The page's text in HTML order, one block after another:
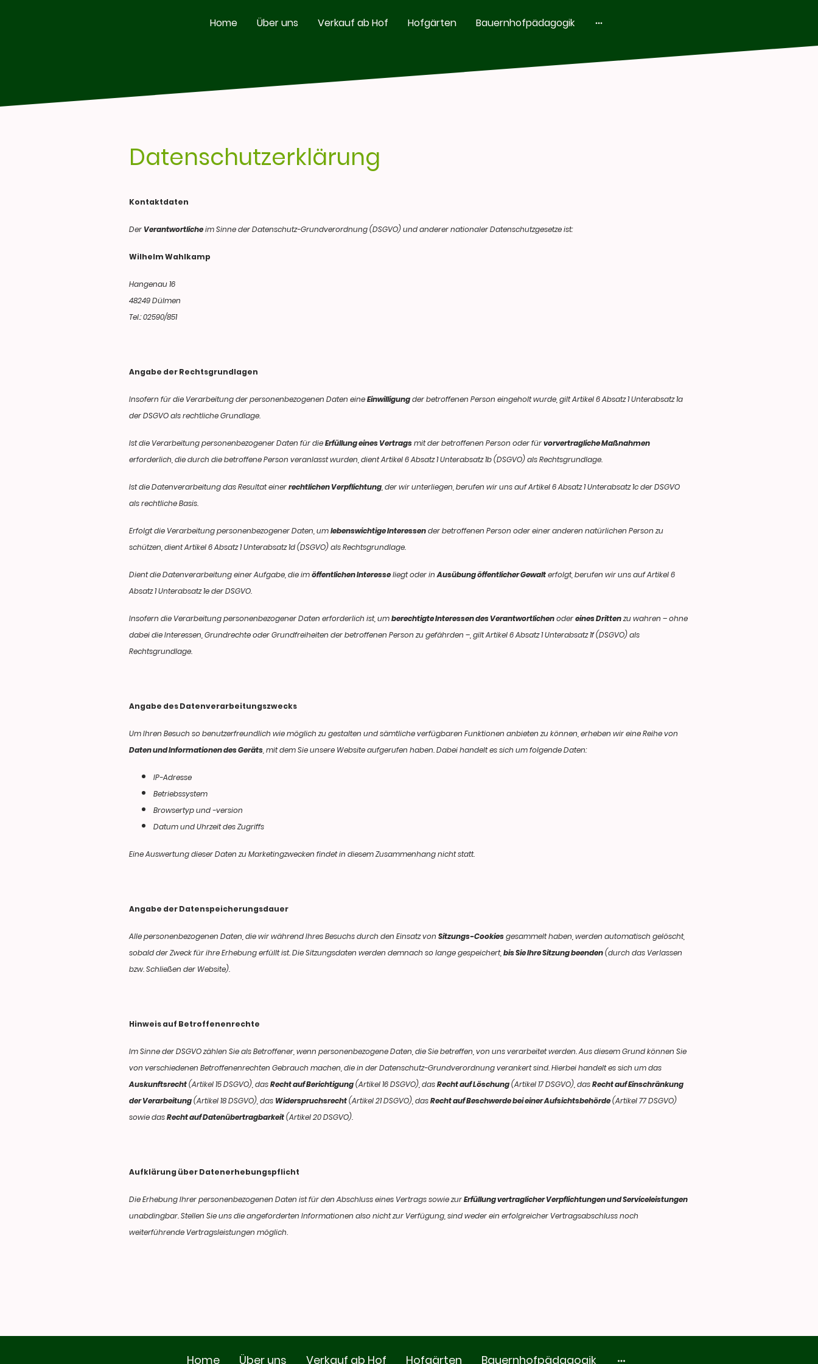
Home Über uns Verkauf ab Hof Hofgärten Bauernhofpädagogik
Datenschutzerklärung
Kontaktdaten
Der Verantwortlicheim Sinne der Datenschutz-Grundverordnung (DSGVO) und anderer nationaler Datenschutzgesetze ist:
Wilhelm Wahlkamp
Hangenau 16
48249 Dülmen
Tel.: 02590/851
Angabe der Rechtsgrundlagen
Insofern für die Verarbeitung der personenbezogenen Daten eineEinwilligungder betroffenen Person eingeholt wurde, gilt Artikel 6 Absatz 1 Unterabsatz 1a
der DSGVO als rechtliche Grundlage.
Ist die Verarbeitung personenbezogener Daten für dieErfüllung eines Vertragsmit der betroffenen Person oder fürvorvertragliche Maßnahmen
erforderlich, die durch die betroffene Person veranlasst wurden, dient Artikel 6 Absatz 1 Unterabsatz 1b (DSGVO) als Rechtsgrundlage.
Ist die Datenverarbeitung das Resultat einerrechtlichen Verpflichtung, der wir unterliegen, berufen wir uns auf Artikel 6 Absatz 1 Unterabsatz 1c der DSGVO
als rechtliche Basis.
Erfolgt die Verarbeitung personenbezogener Daten, umlebenswichtige Interessender betroffenen Person oder einer anderen natürlichen Person zu
schützen, dient Artikel 6 Absatz 1 Unterabsatz 1d (DSGVO) als Rechtsgrundlage.
Dient die Datenverarbeitung einer Aufgabe, die imöffentlichen Interesseliegt oder inAusübung öffentlicher Gewalterfolgt, berufen wir uns auf Artikel 6
Absatz 1 Unterabsatz 1e der DSGVO.
Insofern die Verarbeitung personenbezogener Daten erforderlich ist, umberechtigte Interessen des Verantwortlichenodereines Drittenzu wahren – ohne
dabei die Interessen, Grundrechte oder Grundfreiheiten der betroffenen Person zu gefährden –, gilt Artikel 6 Absatz 1 Unterabsatz 1f (DSGVO) als
Rechtsgrundlage.
Angabe des Datenverarbeitungszwecks
Um Ihren Besuch so benutzerfreundlich wie möglich zu gestalten und sämtliche verfügbaren Funktionen anbieten zu können, erheben wir eine Reihe von
Daten und Informationen des Geräts, mit dem Sie unsere Website aufgerufen haben. Dabei handelt es sich um folgende Daten:
IP-Adresse
Betriebssystem
Browsertyp und -version
Datum und Uhrzeit des Zugriffs
Eine Auswertung dieser Daten zu Marketingzwecken findet in diesem Zusammenhang nicht statt.
Angabe der Datenspeicherungsdauer
Alle personenbezogenen Daten, die wir während Ihres Besuchs durch den Einsatz von Sitzungs-Cookiesgesammelt haben, werden automatisch gelöscht,
sobald der Zweck für ihre Erhebung erfüllt ist. Die Sitzungsdaten werden demnach so lange gespeichert,bis Sie Ihre Sitzung beenden(durch das Verlassen
bzw. Schließen der Website).
Hinweis auf Betroffenenrechte
Im Sinne der DSGVO zählen Sie als Betroffener, wenn personenbezogene Daten, die Sie betreffen, von uns verarbeitet werden. Aus diesem Grund können Sie
von verschiedenen Betroffenenrechten Gebrauch machen, die in der Datenschutz-Grundverordnung verankert sind. Hierbei handelt es sich um das
Auskunftsrecht(Artikel 15 DSGVO), dasRecht auf Berichtigung(Artikel 16 DSGVO), dasRecht auf Löschung(Artikel 17 DSGVO), dasRecht auf Einschränkung
der Verarbeitung(Artikel 18 DSGVO), das Widerspruchsrecht(Artikel 21 DSGVO), dasRecht auf Beschwerde bei einer Aufsichtsbehörde(Artikel 77 DSGVO)
sowie dasRecht auf Datenübertragbarkeit(Artikel 20 DSGVO).
Aufklärung über Datenerhebungspflicht
Die Erhebung Ihrer personenbezogenen Daten ist für den Abschluss eines Vertrags sowie zurErfüllung vertraglicher Verpflichtungen und Serviceleistungen
unabdingbar. Stellen Sie uns die angeforderten Informationen also nicht zur Verfügung, sind weder ein erfolgreicher Vertragsabschluss noch
weiterführende Vertragsleistungen möglich.
Home Über uns Verkauf ab Hof Hofgärten Bauernhofpädagogik